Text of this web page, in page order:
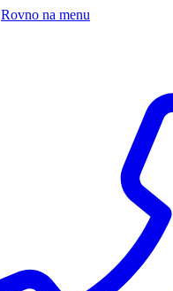
Rovno na menu